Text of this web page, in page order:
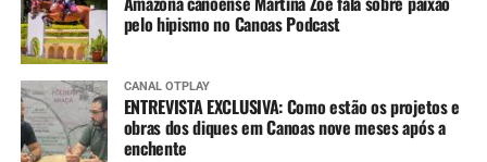
pelo hipismo no Canoas Podcast
CANAL OTPLAY
ENTREVISTA EXCLUSIVA: Como estão os projetos e
obras dos diques em Canoas nove meses após a
enchente